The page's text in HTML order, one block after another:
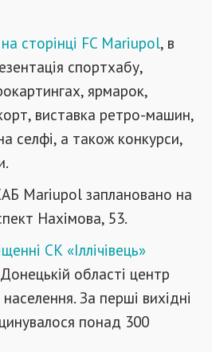
сторінці FC Mariupol, в
спортхабу,
ярмарок,
виставка ретро-машин,
селфі, а також конкурси,
Mariupol заплановано на
Нахімова, 53.
СК «Іллічівець»
області центр
За перші вихідні
понад 300